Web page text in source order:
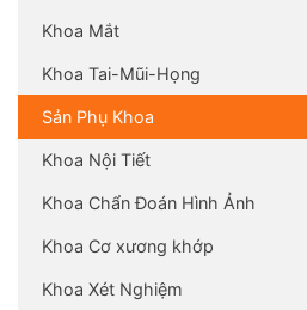
Khoa Mắt
Khoa Tai-Mũi-Họng
Sản Phụ Khoa
Khoa Nội Tiết
Khoa Chẩn Đoán Hình Ảnh
Khoa Cơ xương khớp
Khoa Xét Nghiệm